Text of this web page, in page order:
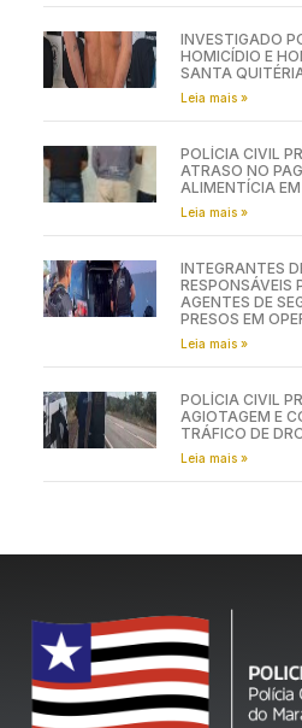
INVESTIGADO
HOMICÍDIO E
SANTA
Leia mais »
POLÍCIA CIVIL
ATRASO NO
ALIMENTÍCIA
Leia mais »
INTEGRANTES
RESPONSÁVEIS
AGENTES DE
PRESOS EM
Leia mais »
POLÍCIA CIVIL
AGIOTAGEM E
TRÁFICO DE
Leia mais »